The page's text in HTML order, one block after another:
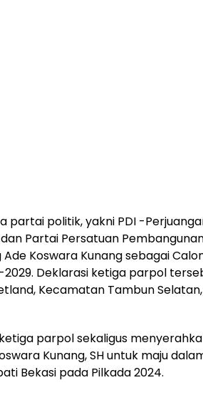
partai politik, yakni PDI -
Partai Persatuan
Koswara Kunang sebagai
2029. Deklarasi ketiga parpol
Kecamatan Tambun
parpol sekaligus
Kunang, SH untuk maju
Bekasi pada Pilkada 2024.